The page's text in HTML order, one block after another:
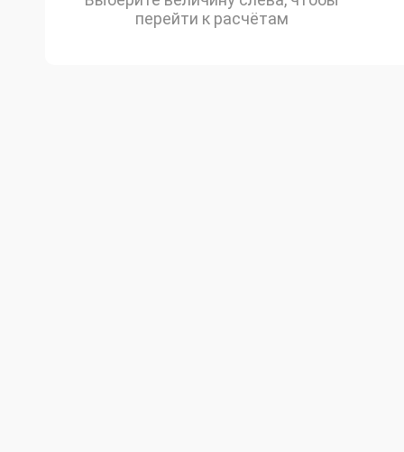
перейти к расчётам